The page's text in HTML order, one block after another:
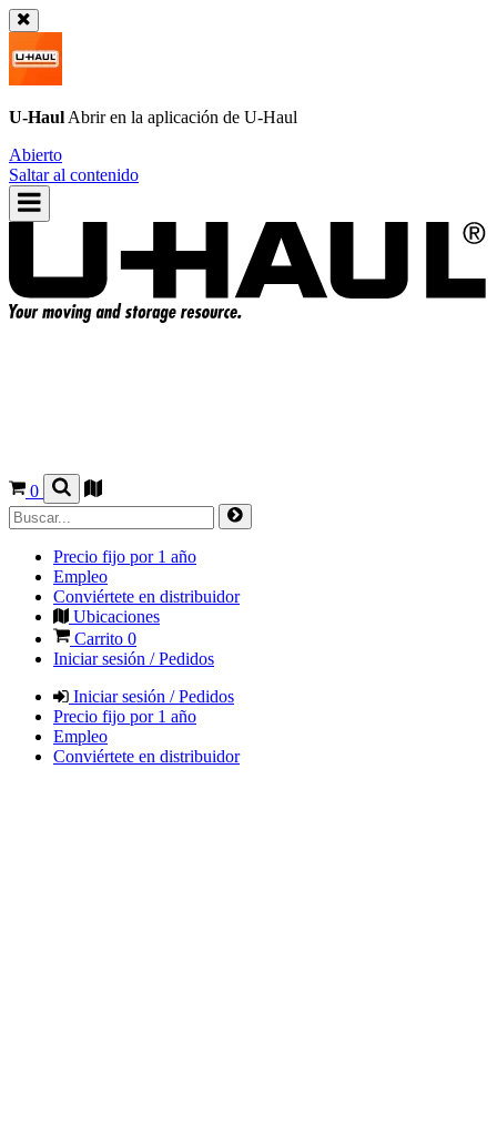
U-Haul Abrir en la aplicación de U-Haul
Abierto
Saltar al contenido
0
Precio fijo por 1 año
Empleo
Conviértete en distribuidor
Ubicaciones
Carrito 0
Iniciar sesión / Pedidos
Iniciar sesión / Pedidos
Precio fijo por 1 año
Empleo
Conviértete en distribuidor